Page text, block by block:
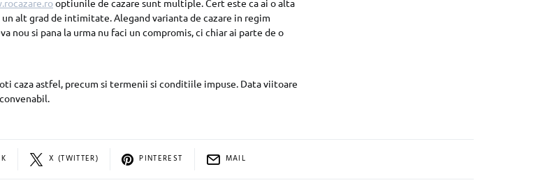
optiunile de cazare sunt multiple. Cert este ca ai o alta
alt grad de intimitate. Alegand varianta de cazare in regim
nou si pana la urma nu faci un compromis, ci chiar ai parte de o
caza astfel, precum si termenii si conditiile impuse. Data viitoare
X (TWITTER) PINTEREST MAIL